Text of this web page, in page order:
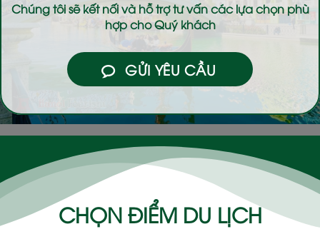
Chúng tôi sẽ kết nối và hỗ trợ tư vấn các lựa chọn phù
hợp cho Quý khách
GỬI YÊU CẦU
CHỌN ĐIỂM DU LỊCH